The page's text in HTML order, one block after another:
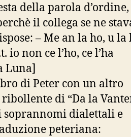
della parola d’ordine,
il collega se ne
– Me an la ho, u la
non ce l’ho, ce l’ha
Luna]
di Peter con un altro
di “Da la
soprannomi dialettali e
peteriana: